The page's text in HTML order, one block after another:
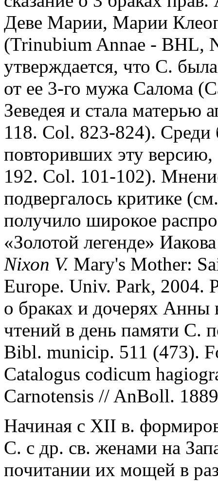
Деве Марии, Марии
(Trinubium Annae - BHL,
утверждается, что С.
от ее 3-го мужа Салома
Зеведея и стала матерью
118. Col. 823-824). Среди
повторивших эту
192. Col. 101-102).
подвергалось критике
получило широкое
«Золотой легенде»
Nixon V. Mary's Mother:
Europe. Univ. Park, 2004.
о браках и дочерях Анны
чтений в день памяти С.
Bibl. municip. 511 (473).
Catalogus codicum
Carnotensis // AnBoll.
Начиная с XII в.
С. с др. св. женами на
почитании их мощей в